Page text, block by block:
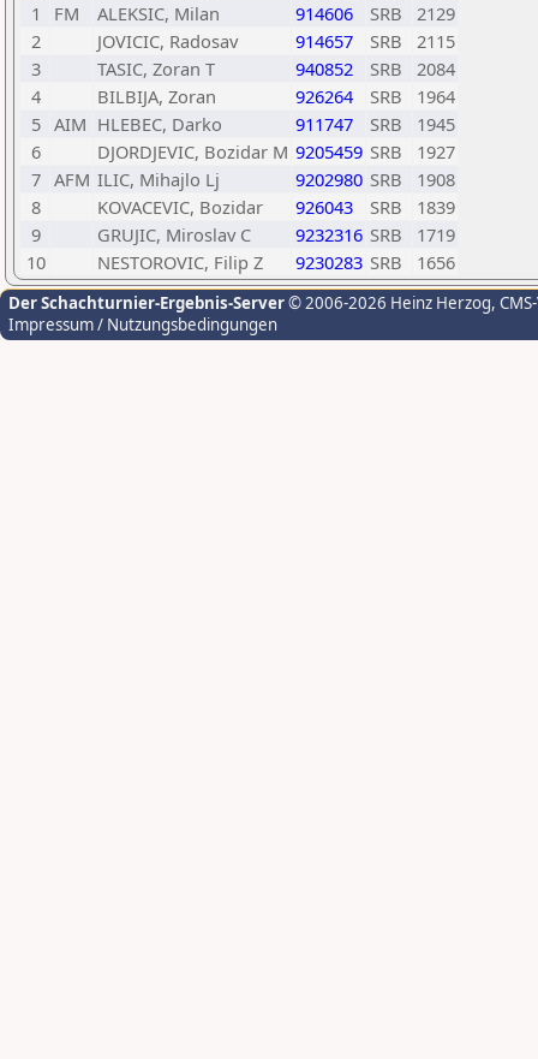
1
FM ALEKSIC, Milan 914606 SRB
2129
2
JOVICIC, Radosav 914657 SRB
2115
3
TASIC, Zoran T 940852 SRB
2084
4
BILBIJA, Zoran 926264 SRB
1964
5 AIM HLEBEC, Darko 911747 SRB
1945
6
DJORDJEVIC, Bozidar M 9205459 SRB
1927
7 AFM ILIC, Mihajlo Lj 9202980 SRB
1908
8
KOVACEVIC, Bozidar 926043 SRB
1839
9
GRUJIC, Miroslav C 9232316 SRB
1719
10
NESTOROVIC, Filip Z 9230283 SRB 1656
Der Schachturnier-Ergebnis-Server© 2006-2026 Heinz Herzog,
Impressum / Nutzungsbedingungen